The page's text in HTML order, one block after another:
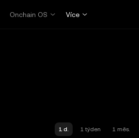
Onchain OS Více
1 d. 1 týden 1 měs.